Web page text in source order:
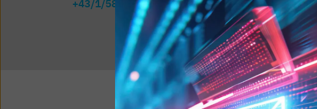
+43/1/588 39-65
+43/1/588 39-56